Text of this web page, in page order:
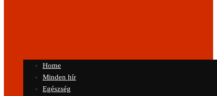
Home
Minden hír
Egészség